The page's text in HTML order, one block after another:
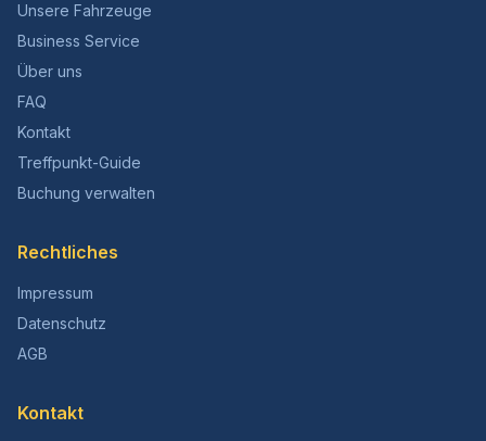
Unsere Fahrzeuge
Business Service
Über uns
FAQ
Kontakt
Treffpunkt-Guide
Buchung verwalten
Rechtliches
Impressum
Datenschutz
AGB
Kontakt